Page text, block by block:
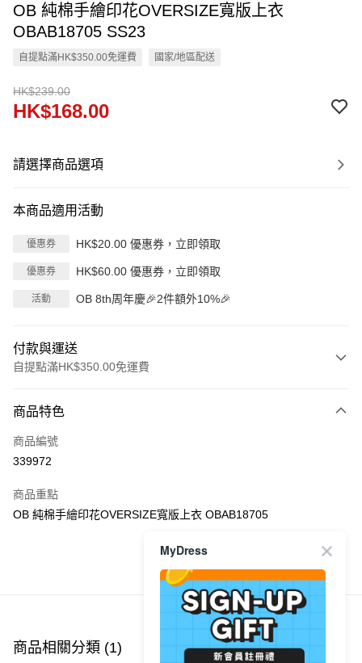
OB 純棉手繪印花OVERSIZE寬版上衣
OBAB18705 SS23
自提點滿HK$350.00免運費 國家/地區配送
HK$239.00
HK$168.00
請選擇商品選項
本商品適用活動
優惠券 HK$20.00 優惠券，立即領取
優惠券 HK$60.00 優惠券，立即領取
活動 OB 8th周年慶🎉2件額外10%🎉
付款與運送
自提點滿HK$350.00免運費
信用卡
Apple Pay
PayMe
每筆HK$40.00，滿HK$350.00或以上免運費
付款後順豐站及營業點
商品特色
商品編號
339972
商品重點
OB 純棉手繪印花OVERSIZE寬版上衣 OBAB18705
商品推薦
商品相關分類 (1)
MyDress